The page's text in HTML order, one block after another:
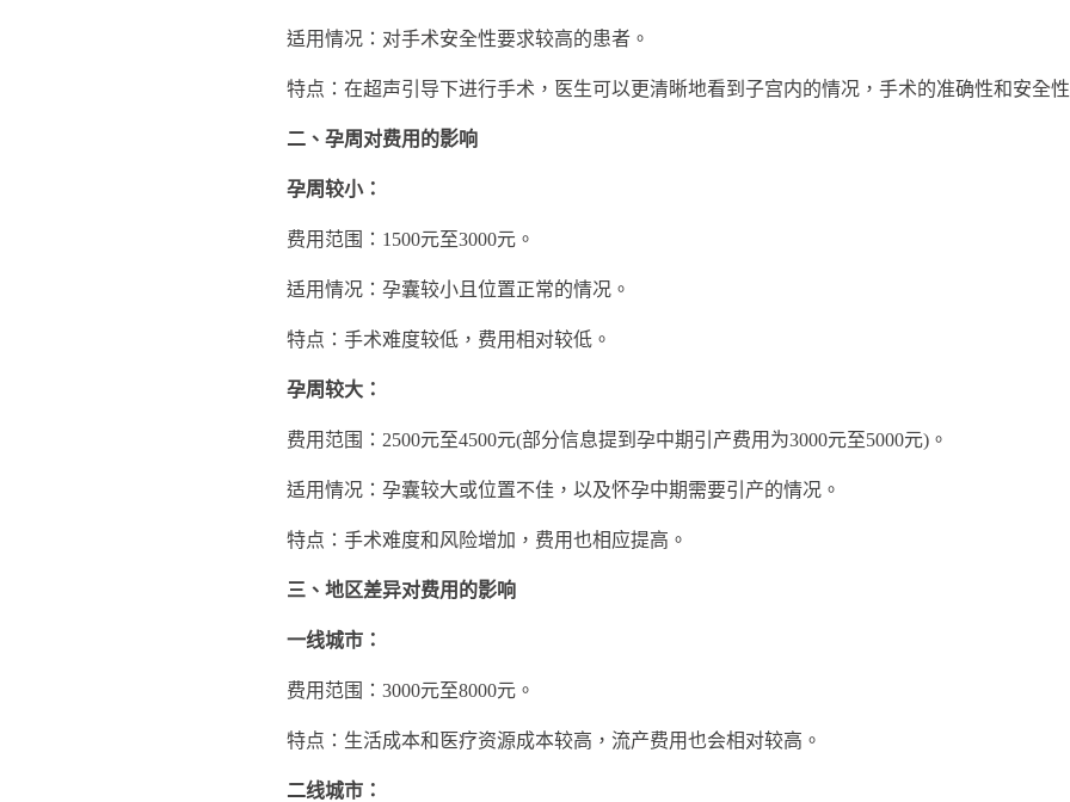
适用情况：对手术安全性要求较高的患者。
特点：在超声引导下进行手术，医生可以更清晰地看到子宫内的情况，手术的准确性和安全性
二、孕周对费用的影响
孕周较小：
费用范围：1500元至3000元。
适用情况：孕囊较小且位置正常的情况。
特点：手术难度较低，费用相对较低。
孕周较大：
费用范围：2500元至4500元(部分信息提到孕中期引产费用为3000元至5000元)。
适用情况：孕囊较大或位置不佳，以及怀孕中期需要引产的情况。
特点：手术难度和风险增加，费用也相应提高。
三、地区差异对费用的影响
一线城市：
费用范围：3000元至8000元。
特点：生活成本和医疗资源成本较高，流产费用也会相对较高。
二线城市：